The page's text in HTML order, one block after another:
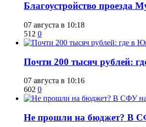
Благоустройство проезда
07 августа в 10:18
512 0
​Почти 200 тысяч рублей:
07 августа в 10:16
602 0
Не прошли на бюджет? В